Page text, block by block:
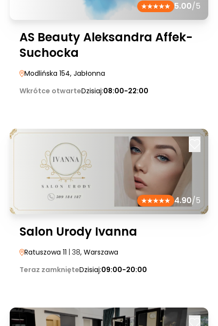
5.00/5
AS Beauty Aleksandra Affek-
Suchocka
Modlińska 154, Jabłonna
Wkrótce otwarteDzisiaj:08:00-22:00
4.90/5
Salon Urody Ivanna
Ratuszowa 11 | 38, Warszawa
Teraz zamknięteDzisiaj:09:00-20:00